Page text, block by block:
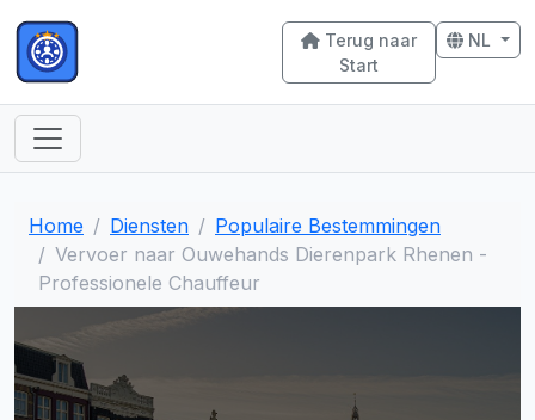
Terug naar
Start
NL
Home Diensten
Populaire Bestemmingen
Vervoer naar Ouwehands Dierenpark Rhenen -
Professionele Chauffeur